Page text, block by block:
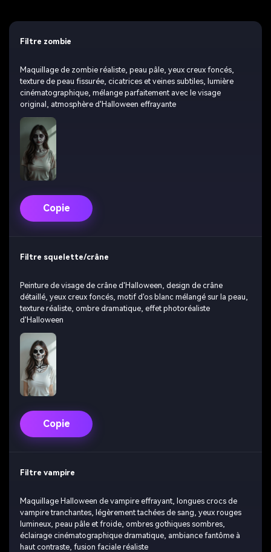
Filtre zombie
Maquillage de zombie réaliste, peau pâle, yeux creux foncés,
texture de peau fissurée, cicatrices et veines subtiles, lumière
cinématographique, mélange parfaitement avec le visage
original, atmosphère d'Halloween effrayante
Copie
Filtre squelette/crâne
Peinture de visage de crâne d'Halloween, design de crâne
détaillé, yeux creux foncés, motif d'os blanc mélangé sur la peau,
texture réaliste, ombre dramatique, effet photoréaliste
d'Halloween
Copie
Filtre vampire
Maquillage Halloween de vampire effrayant, longues crocs de
vampire tranchantes, légèrement tachées de sang, yeux rouges
lumineux, peau pâle et froide, ombres gothiques sombres,
éclairage cinématographique dramatique, ambiance fantôme à
haut contraste, fusion faciale réaliste